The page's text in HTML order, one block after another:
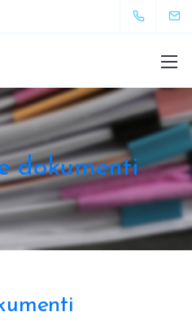
dokumenti